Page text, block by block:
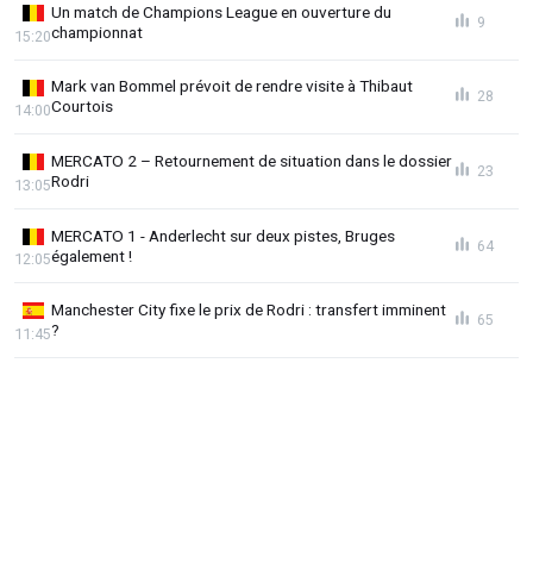
Un match de Champions League en ouverture du
championnat
15:20
9
Mark van Bommel prévoit de rendre visite à Thibaut
Courtois
14:00
28
MERCATO 2 – Retournement de situation dans le dossier
Rodri
13:05
23
MERCATO 1 - Anderlecht sur deux pistes, Bruges
également !
12:05
64
Manchester City fixe le prix de Rodri : transfert imminent
?
11:45
65